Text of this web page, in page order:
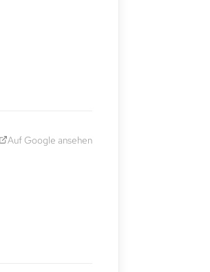
Auf Google ansehen